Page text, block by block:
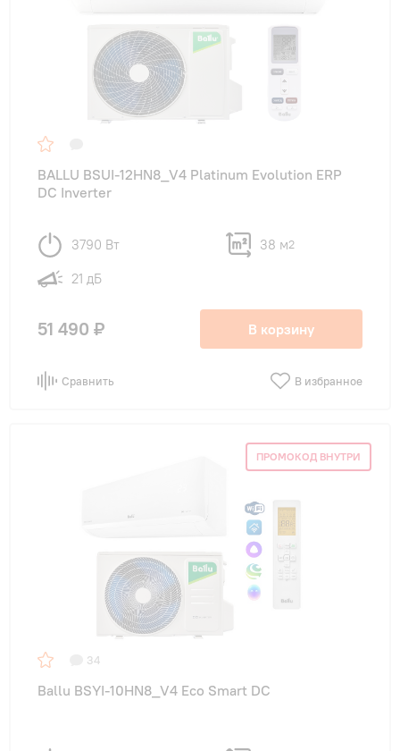
BALLU BSUI-12HN8_V4 Platinum Evolution ERP
DC Inverter
3790 Вт 38 м2
21 дБ
51 490 ₽ В корзину
Сравнить В избранное
ПРОМОКОД ВНУТРИ
34
Ballu BSYI-10HN8_V4 Eco Smart DC